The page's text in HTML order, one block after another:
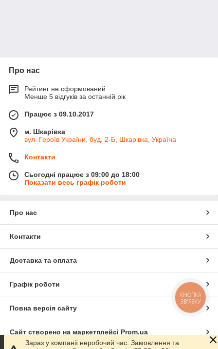
Про нас
Рейтинг не сформований
Менше 5 відгуків за останній рік
Працює з 09.10.2017
м. Шкарівка
вул. Героїв України, буд. 2-Б, Шкарівка, Україна
Контакти
Сьогодні працює з 09:00 до 18:00
Показати весь графік роботи
Про нас
Контакти
Доставка та оплата
Графік роботи
Повна версія сайту
Сайт створено на маркетплейсі Prom.ua
Зараз у компанії неробочий час. Замовлення та
КНОПКА
ЗВ'ЯЗКУ